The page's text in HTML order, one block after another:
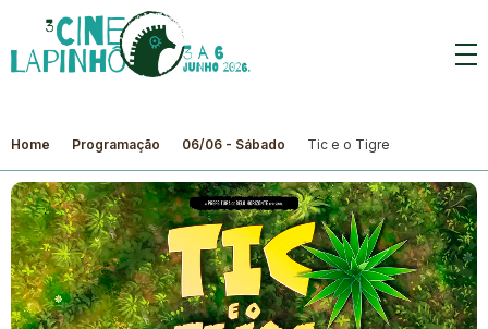
Home Programação 06/06 - Sábado Tic e o Tigre